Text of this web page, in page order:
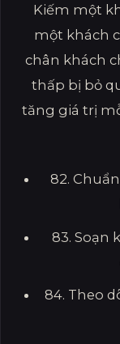
Kiếm một
một khách
chân khách
thấp bị bỏ
tăng giá trị
82.
83. Soạn
84. Theo